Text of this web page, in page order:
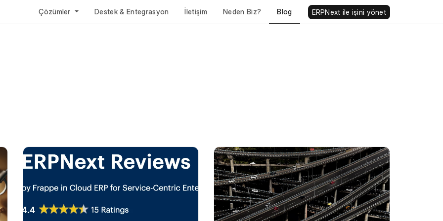
Çözümler Destek & Entegrasyon İletişim Neden Biz? Blog ERPNext ile işini yönet